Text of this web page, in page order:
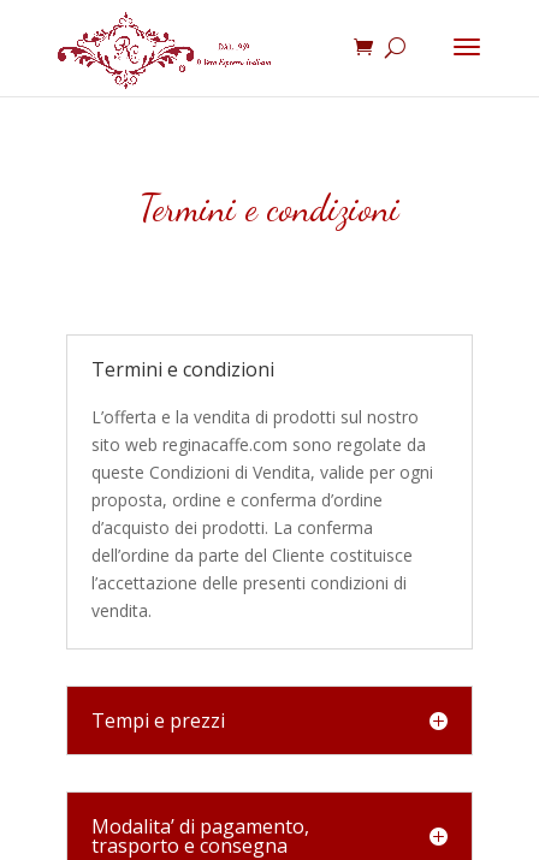
Termini e condizioni
Termini e condizioni
L’offerta e la vendita di prodotti sul nostro
sito web reginacaffe.com sono regolate da
queste Condizioni di Vendita, valide per ogni
proposta, ordine e conferma d’ordine
d’acquisto dei prodotti. La conferma
dell’ordine da parte del Cliente costituisce
l’accettazione delle presenti condizioni di
vendita.
Tempi e prezzi
Modalita’ di pagamento,
trasporto e consegna